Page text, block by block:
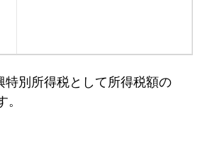
別所得税として所得税額の